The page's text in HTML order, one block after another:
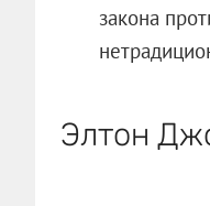
закона
Элтон